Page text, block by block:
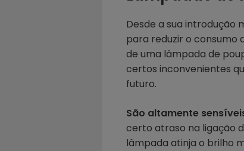
Desde a sua introdução
para reduzir o consumo
de uma lâmpada de
certos inconvenientes
futuro.
São altamente
certo atraso na ligação
lâmpada atinja o brilho